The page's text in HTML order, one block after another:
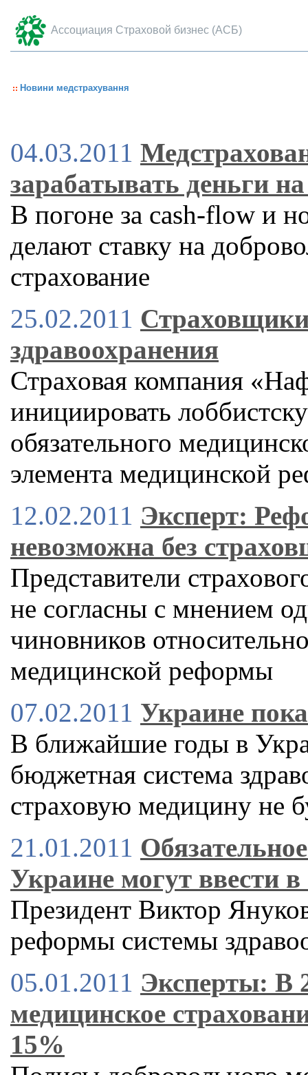
Ассоциация Страховой бизнес (АСБ)
Новини медстрахування
04.03.2011
зарабатывать деньги
В погоне за cash-flow и
делают ставку на
страхование
25.02.2011
здравоохранения
Страховая компания
инициировать
обязательного
элемента медицинской
12.02.2011 Эксперт:
невозможна без
Представители
не согласны с мнением
чиновников
медицинской реформы
07.02.2011 Украине
В ближайшие годы в
бюджетная система
страховую медицину не
21.01.2011
Украине могут ввести в
Президент Виктор
реформы системы
05.01.2011 Эксперты: В
медицинское
15%